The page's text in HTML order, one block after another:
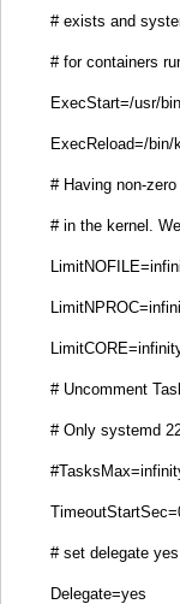
# exists and
# for containers
ExecStart=/usr/
ExecReload=/
# Having non-
# in the kernel.
# Uncomment
# Only systemd
# set delegate
Delegate=yes